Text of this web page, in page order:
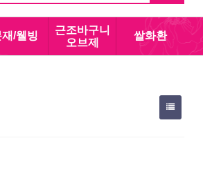
/웰빙
근조바구니
오브제
쌀화환